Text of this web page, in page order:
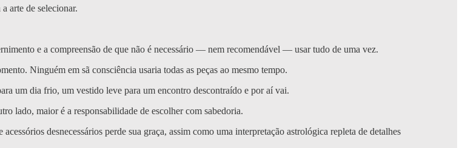
arte de selecionar.
e a compreensão de que não é necessário — nem recomendável — usar tudo de uma vez.
Ninguém em sã consciência usaria todas as peças ao mesmo tempo.
um dia frio, um vestido leve para um encontro descontraído e por aí vai.
lado, maior é a responsabilidade de escolher com sabedoria.
desnecessários perde sua graça, assim como uma interpretação astrológica repleta de detalhes